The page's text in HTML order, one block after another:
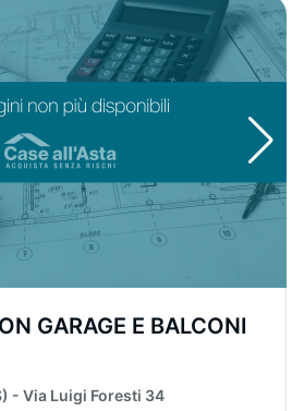
GARAGE E BALCONI
- Via Luigi Foresti 34